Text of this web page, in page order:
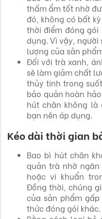
thấm ẩm tốt nhờ
đó, không có bất
thời điểm đóng gói
dụng. Vì vậy,
lượng của sản
Đối với trà xanh,
sẽ làm giảm chất
thủy tinh trong
bảo quản hoàn
hút chân không là
bạn nên áp dụng.
Kéo dài thời gian
Bao bì hút chân
quản trà nhờ
hoặc vi khuẩn
Đồng thời, chúng
của sản phẩm
thức đóng gói khác.